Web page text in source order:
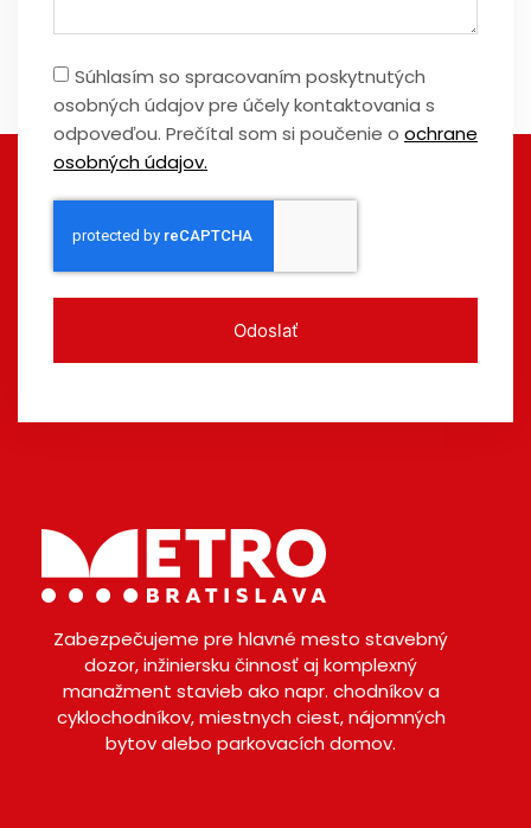
Súhlasím so spracovaním poskytnutých
osobných údajov pre účely kontaktovania s
odpoveďou. Prečítal som si poučenie o ochrane
osobných údajov.
Odoslať
Zabezpečujeme pre hlavné mesto stavebný
dozor, inžiniersku činnosť aj komplexný
manažment stavieb ako napr. chodníkov a
cyklochodníkov, miestnych ciest, nájomných
bytov alebo parkovacích domov.